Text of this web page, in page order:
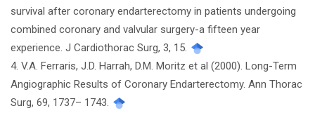
survival after coronary endarterectomy in patients undergoing
combined coronary and valvular surgery-a fifteen year
experience. J Cardiothorac Surg, 3, 15.
4. V.A. Ferraris, J.D. Harrah, D.M. Moritz et al (2000). Long-Term
Angiographic Results of Coronary Endarterectomy. Ann Thorac
Surg, 69, 1737– 1743.